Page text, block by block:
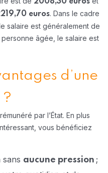
euros. Dans le cadre
salaire est généralement de
âgée, le salaire est
d’une
par l’État. En plus
vous bénéficiez
sans aucune pression ;